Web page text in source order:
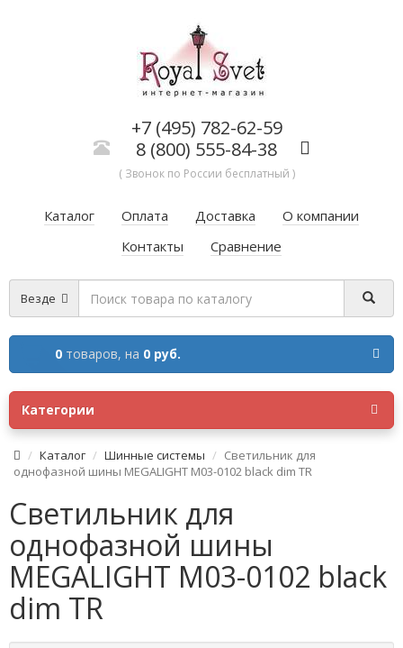
+7 (495) 782-62-59
8 (800) 555-84-38
( Звонок по России бесплатный )
Каталог Оплата Доставка
О компании
Контакты
Сравнение
Везде
0 товаров, на 0 руб.
Категории
Каталог Шинные системы
Светильник для
однофазной шины MEGALIGHT M03-0102 black dim TR
Светильник для
однофазной шины
MEGALIGHT M03-0102 black
dim TR